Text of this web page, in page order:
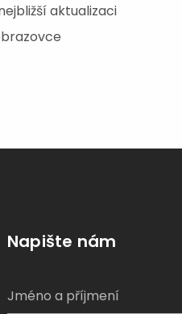
aktualizaci
Napište nám